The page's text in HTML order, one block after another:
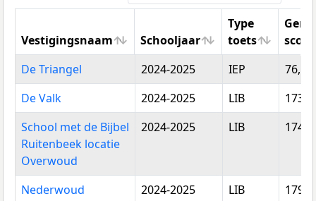
Vestigingsnaam Schooljaar
Type
toets
score
Vestigingsnaam
Schooljaar
Type
toets
score
De Triangel 2024-2025 IEP
76,12
De Valk
2024-2025 LIB
School met de Bijbel
Ruitenbeek locatie
Overwoud
2024-2025 LIB
Nederwoud 2024-2025 LIB